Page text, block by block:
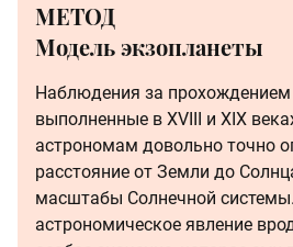
МЕТОД
Модель экзопланеты
Наблюдения за
выполненные в XVIII и XIX
астрономам довольно точно
расстояние от Земли до
масштабы Солнечной
астрономическое явление